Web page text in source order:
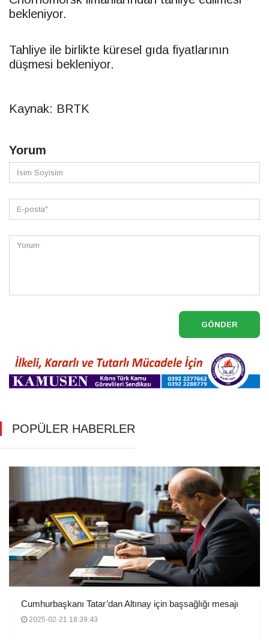
bekleniyor.
Tahliye ile birlikte küresel gıda fiyatlarının
düşmesi bekleniyor.
Kaynak: BRTK
Yorum
GÖNDER
POPÜLER HABERLER
Cumhurbaşkanı Tatar’dan Altınay için başsağlığı mesajı
2025-02-21 18:39:43